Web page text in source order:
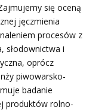
się oceną
jęczmienia
procesów z
słodownictwa i
oprócz
piwowarsko-
badanie
produktów rolno-